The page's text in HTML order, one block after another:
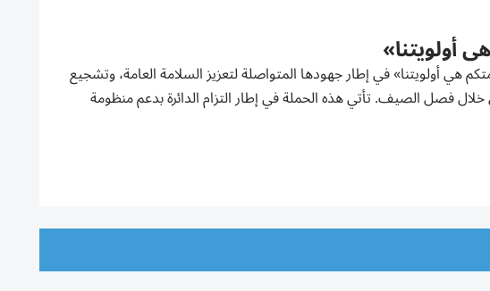
أولويتنا»
هي أولويتنا» في إطار جهودها المتواصلة لتعزيز السلامة العامة، وتشجيع
فصل الصيف. تأتي هذه الحملة في إطار التزام الدائرة بدعم منظومة